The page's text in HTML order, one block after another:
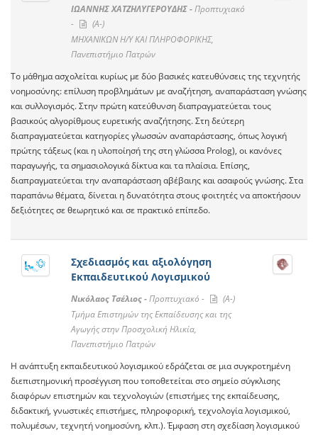
ΙΩΑΝΝΗΣ ΧΑΤΖΗΛΥΓΕΡΟΥΔΗΣ -Προπτυχιακό
-
(A-)
ΜΗΧΑΝΙΚΩΝ Η/Υ ΚΑΙ ΠΛΗΡΟΦΟΡΙΚΗΣ,
Πανεπιστήμιο Πατρών
Το μάθημα ασχολείται κυρίως με δύο βασικές κατευθύνσεις της τεχνητής
νοημοσύνης: επίλυση προβλημάτων με αναζήτηση, αναπαράσταση γνώσης
και συλλογισμός. Στην πρώτη κατεύθυνση διαπραγματεύεται τους
βασικούς αλγορίθμους ευρετικής αναζήτησης. Στη δεύτερη
διαπραγματεύεται κατηγορίες γλωσσών αναπαράστασης, όπως λογική
πρώτης τάξεως (και η υλοποίησή της στη γλώσσα Prolog), οι κανόνες
παραγωγής, τα σημασιολογικά δίκτυα και τα πλαίσια. Επίσης,
διαπραγματεύεται την αναπαράσταση αβέβαιης και ασαφούς γνώσης. Στα
παραπάνω θέματα, δίνεται η δυνατότητα στους φοιτητές να αποκτήσουν
δεξιότητες σε θεωρητικό και σε πρακτικό επίπεδο.
Σχεδιασμός και αξιολόγηση
Εκπαιδευτικού Λογισμικού
Νικόλαος Τσέλιος -Προπτυχιακό -
(A-)
Τμήμα Επιστημών της Εκπαίδευσης και της
Αγωγής στην Προσχολική Ηλικία,
Πανεπιστήμιο Πατρών
Η ανάπτυξη εκπαιδευτικού λογισμικού εδράζεται σε μια συγκροτημένη
διεπιστημονική προσέγγιση που τοποθετείται στο σημείο σύγκλισης
διαφόρων επιστημών και τεχνολογιών (επιστήμες της εκπαίδευσης,
διδακτική, γνωστικές επιστήμες, πληροφορική, τεχνολογία λογισμικού,
πολυμέσων, τεχνητή νοημοσύνη, κλπ.). Έμφαση στη σχεδίαση λογισμικού